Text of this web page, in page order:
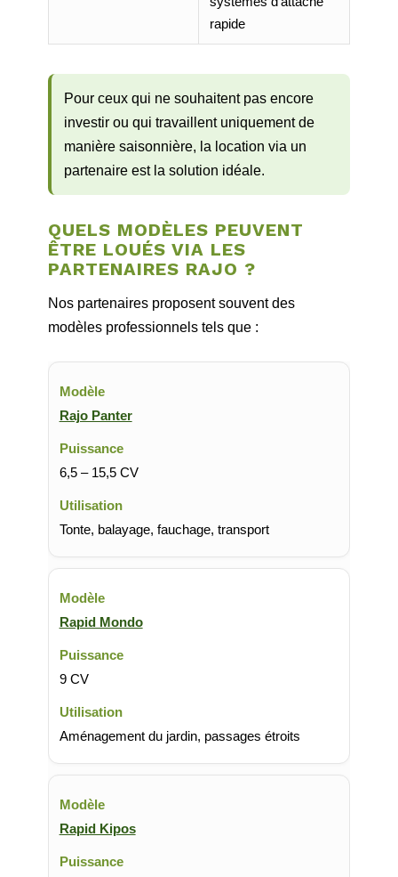
rapide
Pour ceux qui ne souhaitent pas encore
investir ou qui travaillent uniquement de
manière saisonnière, la location via un
partenaire est la solution idéale.
QUELS MODÈLES PEUVENT
ÊTRE LOUÉS VIA LES
PARTENAIRES RAJO ?
Nos partenaires proposent souvent des
modèles professionnels tels que :
Rajo Panter
6,5 – 15,5 CV
Tonte, balayage, fauchage, transport
Rapid Mondo
9 CV
Aménagement du jardin, passages étroits
Rapid Kipos